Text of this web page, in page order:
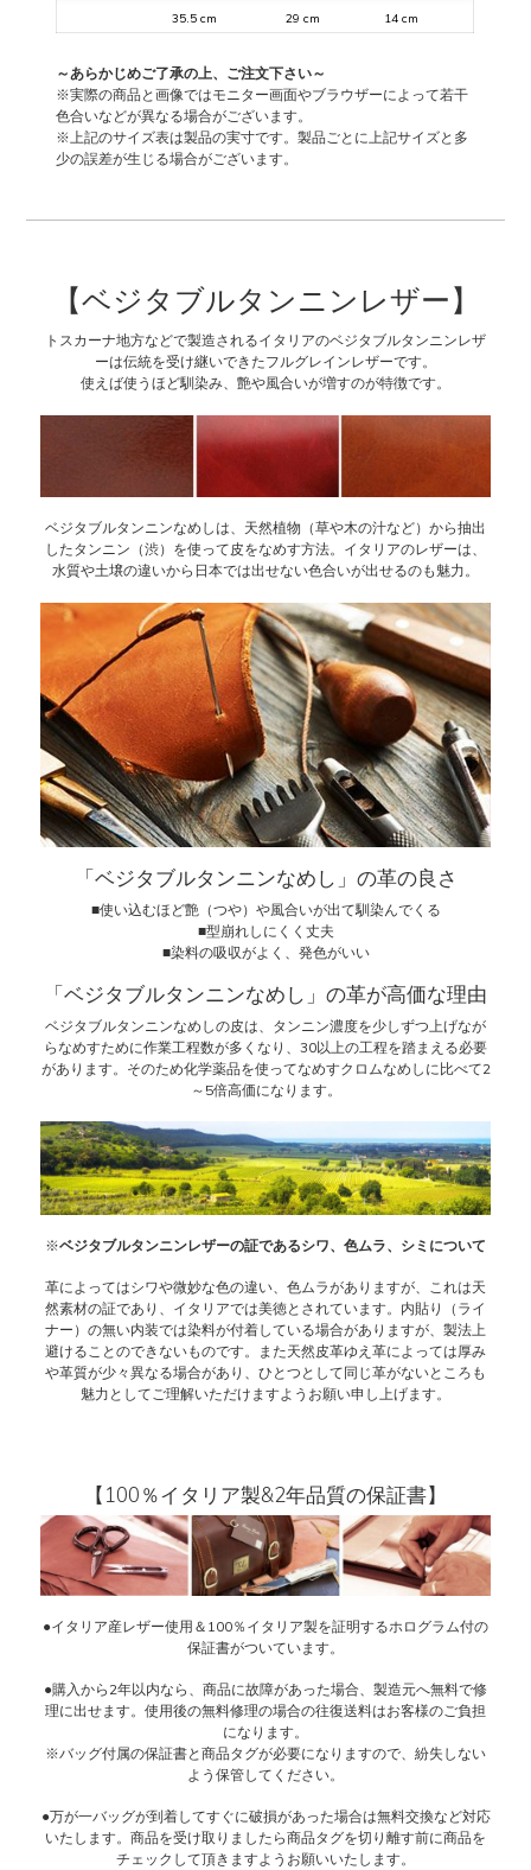
35.5 cm
29 cm 14 cm
～あらかじめご了承の上、ご注文下さい～
※実際の商品と画像ではモニター画面やブラウザーによって若干
色合いなどが異なる場合がございます。
※上記のサイズ表は製品の実寸です。製品ごとに上記サイズと多
少の誤差が生じる場合がございます。
【ベジタブルタンニンレザー】
トスカーナ地方などで製造されるイタリアのベジタブルタンニンレザ
ーは伝統を受け継いできたフルグレインレザーです。
使えば使うほど馴染み、艶や風合いが増すのが特徴です。
ベジタブルタンニンなめしは、天然植物（草や木の汁など）から抽出
したタンニン（渋）を使って皮をなめす方法。イタリアのレザーは、
水質や土壌の違いから日本では出せない色合いが出せるのも魅力。
「ベジタブルタンニンなめし」の革の良さ
■使い込むほど艶（つや）や風合いが出て馴染んでくる
■型崩れしにくく丈夫
■染料の吸収がよく、発色がいい
「ベジタブルタンニンなめし」の革が高価な理由
ベジタブルタンニンなめしの皮は、タンニン濃度を少しずつ上げなが
らなめすために作業工程数が多くなり、30以上の工程を踏まえる必要
があります。そのため化学薬品を使ってなめすクロムなめしに比べて2
～5倍高価になります。
※ベジタブルタンニンレザーの証であるシワ、色ムラ、シミについて
革によってはシワや微妙な色の違い、色ムラがありますが、これは天
然素材の証であり、イタリアでは美徳とされています。内貼り（ライ
ナー）の無い内装では染料が付着している場合がありますが、製法上
避けることのできないものです。また天然皮革ゆえ革によっては厚み
や革質が少々異なる場合があり、ひとつとして同じ革がないところも
魅力としてご理解いただけますようお願い申し上げます。
【100％イタリア製&2年品質の保証書】
●イタリア産レザー使用＆100％イタリア製を証明するホログラム付の
保証書がついています。
●購入から2年以内なら、商品に故障があった場合、製造元へ無料で修
理に出せます。使用後の無料修理の場合の往復送料はお客様のご負担
になります。
※バッグ付属の保証書と商品タグが必要になりますので、紛失しない
よう保管してください。
●万が一バッグが到着してすぐに破損があった場合は無料交換など対応
いたします。商品を受け取りましたら商品タグを切り離す前に商品を
チェックして頂きますようお願いいたします。